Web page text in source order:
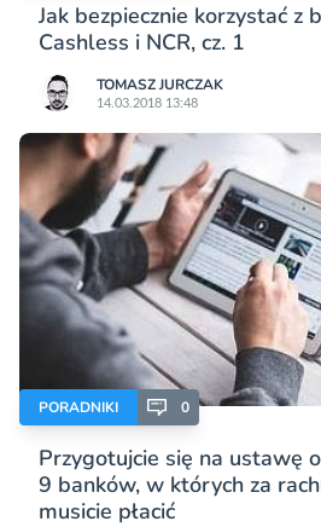
Jak bezpiecznie korzystać z
Cashless i NCR, cz. 1
TOMASZ JURCZAK
14.03.2018 13:48
PORADNIKI 0
Przygotujcie się na ustawę
9 banków, w których za
musicie płacić